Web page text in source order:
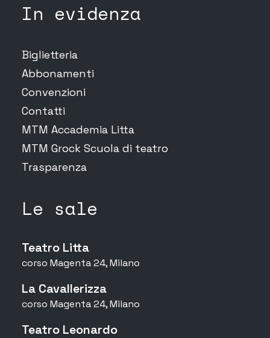
In evidenza
Biglietteria
Abbonamenti
Convenzioni
Contatti
MTM Accademia Litta
MTM Grock Scuola di teatro
Trasparenza
Le sale
Teatro Litta
corso Magenta 24, Milano
La Cavallerizza
corso Magenta 24, Milano
Teatro Leonardo